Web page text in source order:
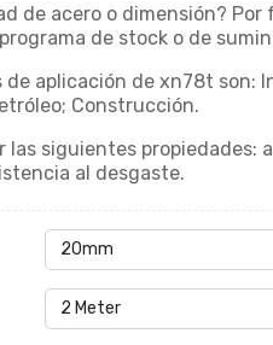
de acero o dimensión?
de stock o de
de aplicación de xn78t
Construcción.
las siguientes propiedades:
al desgaste.